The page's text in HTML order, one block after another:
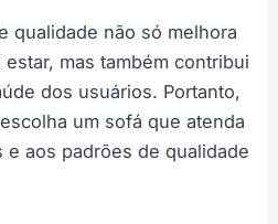
qualidade não só melhora
mas também contribui
dos usuários. Portanto,
um sofá que atenda
e aos padrões de qualidade